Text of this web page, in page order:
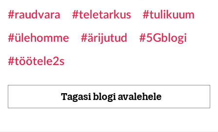
#raudvara #teletarkus
#tulikuum
#ülehomme
#ärijutud
#5Gblogi
#töötele2s
Tagasi blogi avalehele